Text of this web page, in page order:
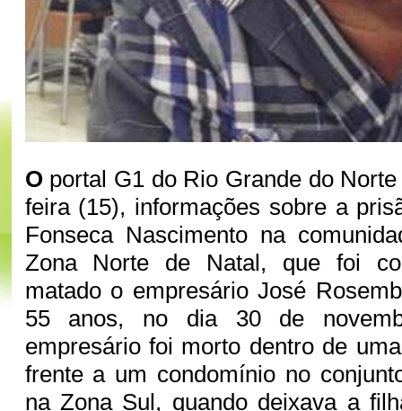
O portal G1 do Rio Grande do
feira (15), informações sobre a
Fonseca Nascimento na
Zona Norte de Natal, que foi
matado o empresário José
55 anos, no dia 30 de
empresário foi morto dentro de
frente a um condomínio no
na Zona Sul, quando deixava a